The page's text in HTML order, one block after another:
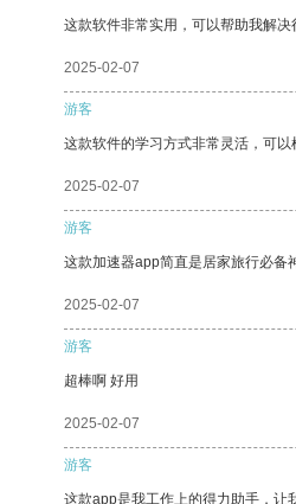
这款软件非常实用，可以帮助我解
2025-02-07
游客
这款软件的学习方式非常灵活，可以
2025-02-07
游客
这款加速器app简直是居家旅行必备
2025-02-07
游客
超棒啊 好用
2025-02-07
游客
这款app是我工作上的得力助手，让